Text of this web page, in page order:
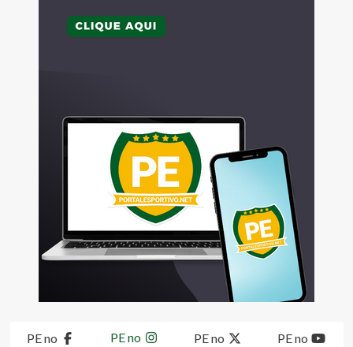
PE no PE no PE no PE no